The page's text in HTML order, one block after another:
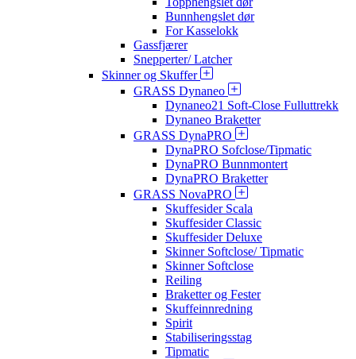
Bunnhengslet dør
For Kasselokk
Gassfjærer
Snepperter/ Latcher
Skinner og Skuffer
GRASS Dynaneo
Dynaneo21 Soft-Close Fulluttrekk
Dynaneo Braketter
GRASS DynaPRO
DynaPRO Sofclose/Tipmatic
DynaPRO Bunnmontert
DynaPRO Braketter
GRASS NovaPRO
Skuffesider Scala
Skuffesider Classic
Skuffesider Deluxe
Skinner Softclose/ Tipmatic
Skinner Softclose
Reiling
Braketter og Fester
Skuffeinnredning
Spirit
Stabiliseringsstag
Tipmatic